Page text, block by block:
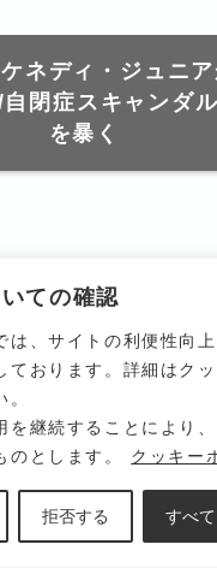
ての確認
は、サイトの利便性向上
ております。詳細はク
を継続することにより
とします。
クッキー
拒否する すべ
ネディ・ジュニ
閉症スキャンダ
を暴く
の関係 デン
イトから引用】
上の子どもを用
研究が発表されま